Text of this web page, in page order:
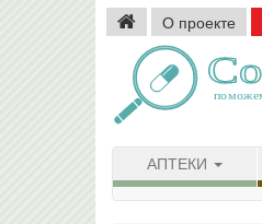
О проекте
АПТЕКИ